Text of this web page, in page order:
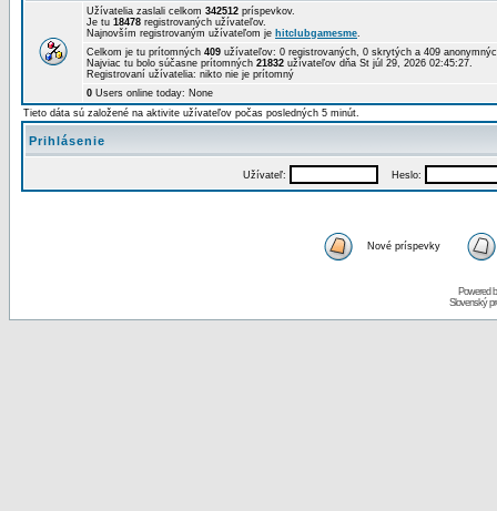
Užívatelia zaslali celkom 342512 príspevkov.
Je tu 18478 registrovaných užívateľov.
Najnovším registrovaným užívateľom je hitclubgamesme.
Celkom je tu prítomných 409 užívateľov: 0 registrovaných, 0 skrytých a 409
Najviac tu bolo súčasne prítomných 21832 užívateľov dňa St júl 29, 2026 02:45:27.
Registrovaní užívatelia: nikto nie je prítomný
0 Users online today: None
Tieto dáta sú založené na aktivite užívateľov počas posledných 5 minút.
Prihlásenie
Užívateľ: Heslo:
Nové príspevky
Powered
Slovenský